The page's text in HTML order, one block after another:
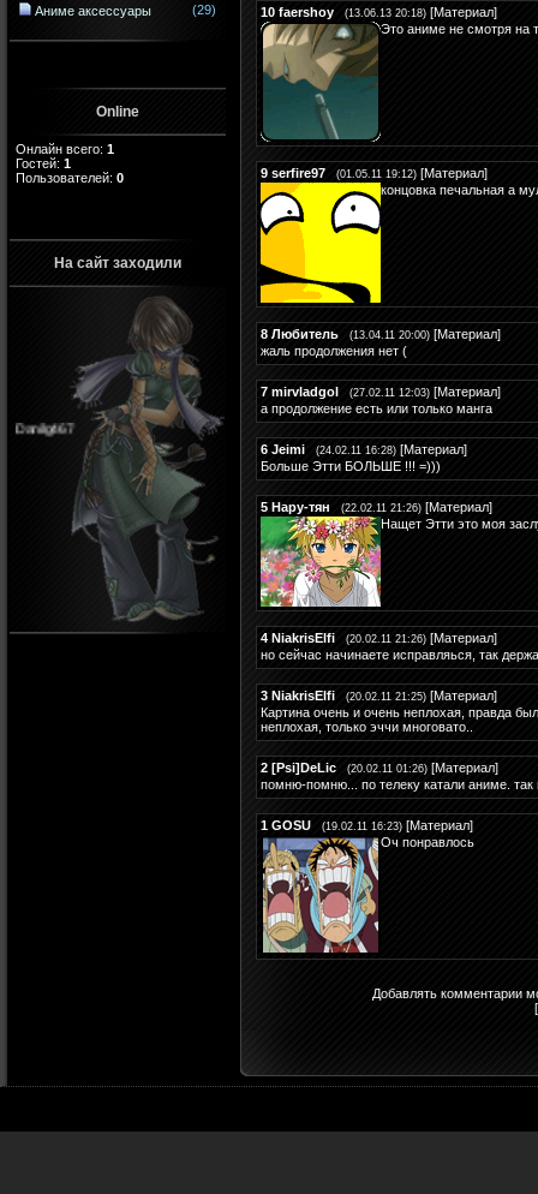
Аниме аксессуары (29)
Online
Онлайн всего: 1
Гостей: 1
Пользователей: 0
На сайт заходили
10 faershoy (13.06.13 20:18) [Материал]
Это аниме не смотря на
9 serfire97 (01.05.11 19:12) [Материал]
концовка печальная а
8 Любитель (13.04.11 20:00) [Материал]
жаль продолжения нет (
7 mirvladgol (27.02.11 12:03) [Материал]
а продолжение есть или только манга
6 Jeimi (24.02.11 16:28) [Материал]
Больше Этти БОЛЬШЕ !!! =)))
5 Нару-тян (22.02.11 21:26) [Материал]
Нащет Этти это моя
4 NiakrisElfi (20.02.11 21:26) [Материал]
но сейчас начинаете исправляься, так
3 NiakrisElfi (20.02.11 21:25) [Материал]
Картина очень и очень неплохая, правда
неплохая, только эччи многовато..
2 [Psi]DeLic (20.02.11 01:26) [Материал]
помню-помню... по телеку катали аниме.
1 GOSU (19.02.11 16:23) [Материал]
Оч понравлось
Добавлять комментарии